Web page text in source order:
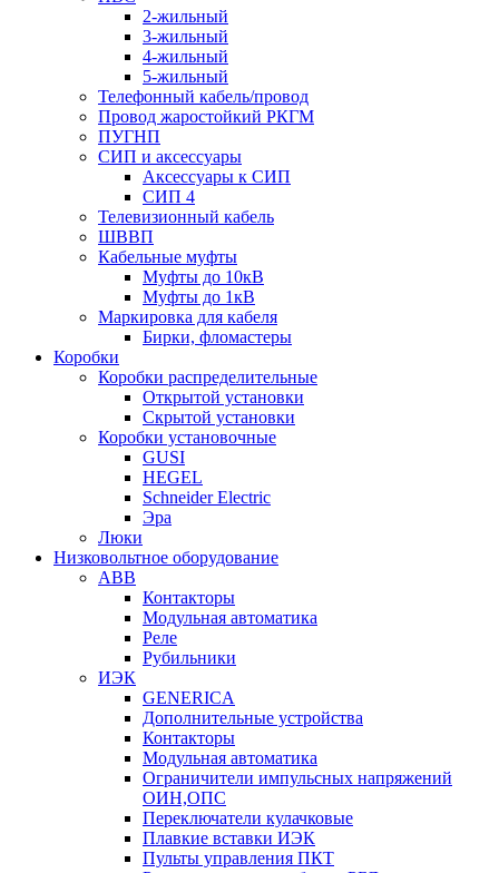
2-жильный
3-жильный
4-жильный
5-жильный
Телефонный кабель/провод
Провод жаростойкий РКГМ
ПУГНП
СИП и аксессуары
Аксессуары к СИП
СИП 4
Телевизионный кабель
ШВВП
Кабельные муфты
Муфты до 10кВ
Муфты до 1кВ
Маркировка для кабеля
Бирки, фломастеры
Коробки
Коробки распределительные
Открытой установки
Скрытой установки
Коробки установочные
GUSI
HEGEL
Schneider Electric
Эра
Люки
Низковольтное оборудование
ABB
Контакторы
Модульная автоматика
Реле
Рубильники
ИЭК
GENERICA
Дополнительные устройства
Контакторы
Модульная автоматика
Ограничители импульсных напряжений
ОИН,ОПС
Переключатели кулачковые
Плавкие вставки ИЭК
Пульты управления ПКТ